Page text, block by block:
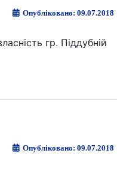
Опубліковано: 09.07.2018
гр. Піддубній
Опубліковано: 09.07.2018